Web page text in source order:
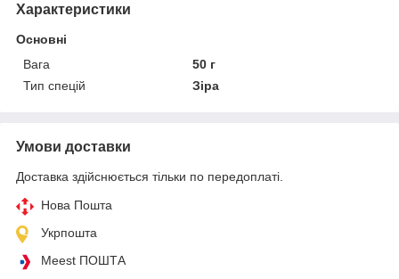
Характеристики
Основні
Вага
50 г
Тип спецій
Зіра
Умови доставки
Доставка здійснюється тільки по передоплаті.
Нова Пошта
Укрпошта
Meest ПОШТА